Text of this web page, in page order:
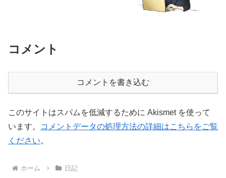
コメント
コメントを書き込む
このサイトはスパムを低減するために Akismet を使って
います。
コメントデータの処理方法の詳細はこちらをご覧
ください。
ホーム 日記